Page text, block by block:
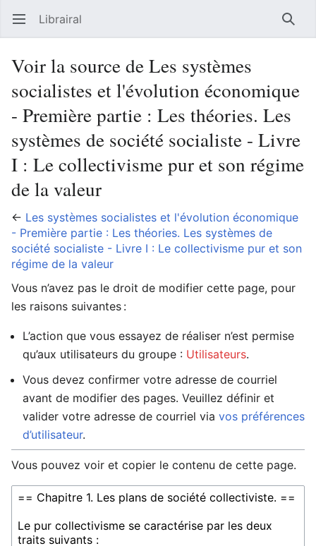
Ouvrir le menu principal Librairal
Voir la source de Les systèmes
socialistes et l'évolution économique
- Première partie : Les théories. Les
systèmes de société socialiste - Livre
I : Le collectivisme pur et son régime
de la valeur
← Les systèmes socialistes et l'évolution économique
- Première partie : Les théories. Les systèmes de
société socialiste - Livre I : Le collectivisme pur et son
régime de la valeur
Vous n’avez pas le droit de modifier cette page, pour
les raisons suivantes :
L’action que vous essayez de réaliser n’est permise
qu’aux utilisateurs du groupe : Utilisateurs.
Vous devez confirmer votre adresse de courriel
avant de modifier des pages. Veuillez définir et
valider votre adresse de courriel via vos préférences
d’utilisateur.
Vous pouvez voir et copier le contenu de cette page.